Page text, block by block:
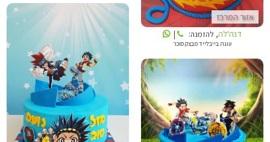
אזור המרכז
דנה'לה, להזמנה: |
עוגה בייבלייד מבצק סוכר
אפייה מאהבה
הלנה מתוקים